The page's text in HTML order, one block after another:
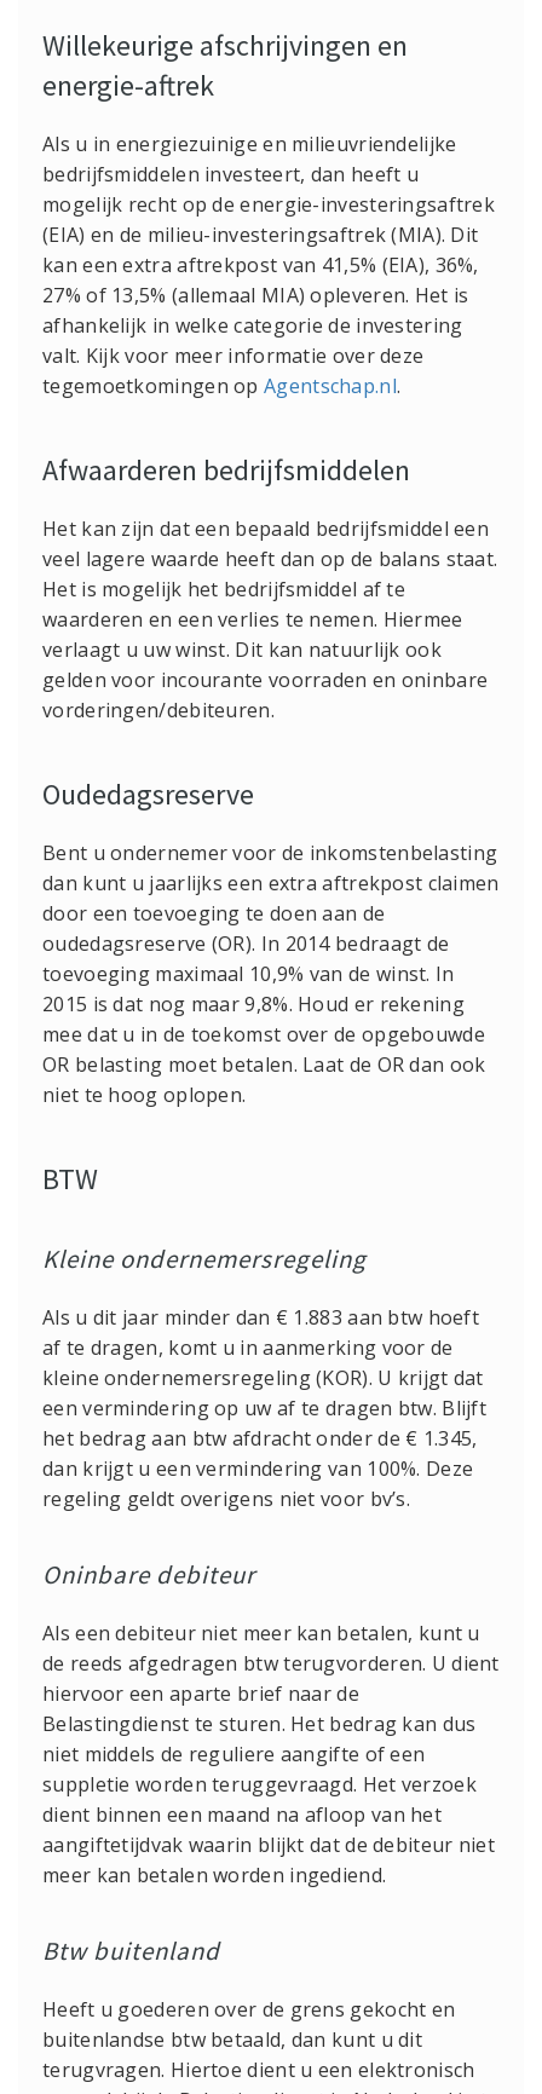
Willekeurige afschrijvingen en
energie-aftrek
Als u in energiezuinige en milieuvriendelijke
bedrijfsmiddelen investeert, dan heeft u
mogelijk recht op de energie-investeringsaftrek
(EIA) en de milieu-investeringsaftrek (MIA). Dit
kan een extra aftrekpost van 41,5% (EIA), 36%,
27% of 13,5% (allemaal MIA) opleveren. Het is
afhankelijk in welke categorie de investering
valt. Kijk voor meer informatie over deze
tegemoetkomingen opAgentschap.nl.
Afwaarderen bedrijfsmiddelen
Het kan zijn dat een bepaald bedrijfsmiddel een
veel lagere waarde heeft dan op de balans staat.
Het is mogelijk het bedrijfsmiddel af te
waarderen en een verlies te nemen. Hiermee
verlaagt u uw winst. Dit kan natuurlijk ook
gelden voor incourante voorraden en oninbare
vorderingen/debiteuren.
Oudedagsreserve
Bent u ondernemer voor de inkomstenbelasting
dan kunt u jaarlijks een extra aftrekpost claimen
door een toevoeging te doen aan de
oudedagsreserve (OR). In 2014 bedraagt de
toevoeging maximaal 10,9% van de winst. In
2015 is dat nog maar 9,8%. Houd er rekening
mee dat u in de toekomst over de opgebouwde
OR belasting moet betalen. Laat de OR dan ook
niet te hoog oplopen.
BTW
Kleine ondernemersregeling
Als u dit jaar minder dan € 1.883 aan btw hoeft
af te dragen, komt u in aanmerking voor de
kleine ondernemersregeling (KOR). U krijgt dat
een vermindering op uw af te dragen btw. Blijft
het bedrag aan btw afdracht onder de € 1.345,
dan krijgt u een vermindering van 100%. Deze
regeling geldt overigens niet voor bv’s.
Oninbare debiteur
Als een debiteur niet meer kan betalen, kunt u
de reeds afgedragen btw terugvorderen. U dient
hiervoor een aparte brief naar de
Belastingdienst te sturen. Het bedrag kan dus
niet middels de reguliere aangifte of een
suppletie worden teruggevraagd. Het verzoek
dient binnen een maand na afloop van het
aangiftetijdvak waarin blijkt dat de debiteur niet
meer kan betalen worden ingediend.
Btw buitenland
Heeft u goederen over de grens gekocht en
buitenlandse btw betaald, dan kunt u dit
terugvragen. Hiertoe dient u een elektronisch